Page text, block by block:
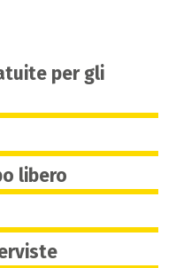
per gli
libero